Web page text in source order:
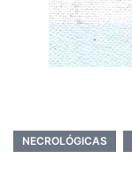
NECROLÓGICAS